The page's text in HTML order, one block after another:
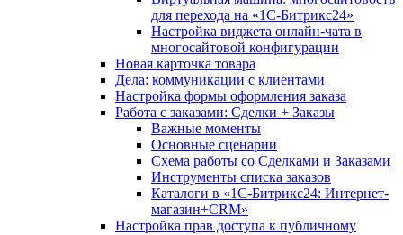
для перехода на «1С-Битрикс24»
Настройка виджета онлайн-чата в
многосайтовой конфигурации
Новая карточка товара
Дела: коммуникации с клиентами
Настройка формы оформления заказа
Работа с заказами: Сделки + Заказы
Важные моменты
Основные сценарии
Схема работы со Сделками и Заказами
Инструменты списка заказов
Каталоги в «1С-Битрикс24: Интернет-
магазин+CRM»
Настройка прав доступа к публичному